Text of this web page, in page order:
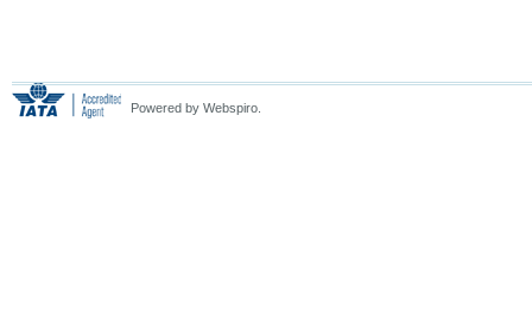
Powered by Webspiro.